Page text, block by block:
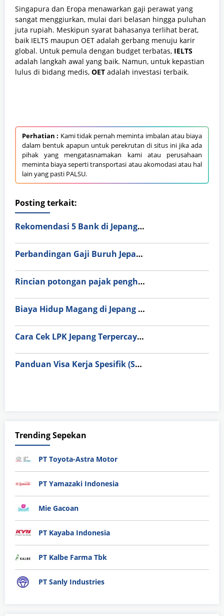
Singapura dan Eropa menawarkan gaji perawat yang
sangat menggiurkan, mulai dari belasan hingga puluhan
juta rupiah. Meskipun syarat bahasanya terlihat berat,
baik IELTS maupun OET adalah gerbang menuju karir
global. Untuk pemula dengan budget terbatas, IELTS
adalah langkah awal yang baik. Namun, untuk kepastian
lulus di bidang medis, OET adalah investasi terbaik.
Perhatian : Kami tidak pernah meminta imbalan atau biaya
dalam bentuk apapun untuk perekrutan di situs ini jika ada
pihak yang mengatasnamakan kami atau perusahaan
meminta biaya seperti transportasi atau akomodasi atau hal
lain yang pasti PALSU.
Posting terkait:
Rekomendasi 5 Bank di Jepang Paling Ramah Orang Asing: Mudah, Cepat, dan Anti-Ribet!
Perbandingan Gaji Buruh Jepang vs Korea Selatan 2026: Mana yang Lebih Menguntungkan?
Rincian potongan pajak penghitungan gaji di Jepang (Nenkin & Hoken).
Biaya Hidup Magang di Jepang vs Indonesia 2026: Simulasi Cara Menabung 10 Juta per Bulan
Cara Cek LPK Jepang Terpercaya & Resmi BP2MI agar Terhindar dari Penipuan
Panduan Visa Kerja Spesifik (SSW) untuk Lulusan SMK: Alur Legal dan Biaya Resmi
Trending Sepekan
PT Toyota-Astra Motor
PT Yamazaki Indonesia
Mie Gacoan
PT Kayaba Indonesia
PT Kalbe Farma Tbk
PT Sanly Industries